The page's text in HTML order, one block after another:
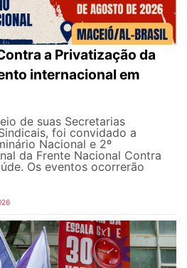
a Privatização da
internacional em
de suas Secretarias
foi convidado a
Nacional e 2º
da Frente Nacional Contra
Os eventos ocorrerão